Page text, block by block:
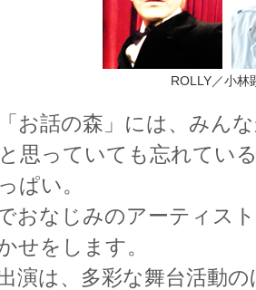
ROLLY／小林
お話の森」には、みん
思っていても忘れてい
ぱい。
おなじみのアーティス
せをします。
演は、多彩な舞台活動